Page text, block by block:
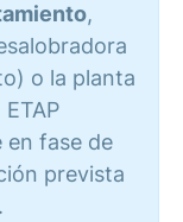
,
o la planta
en fase de
prevista